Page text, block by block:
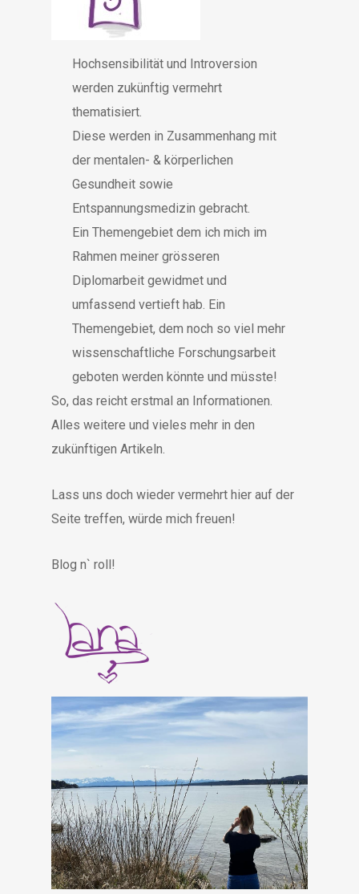
Hochsensibilität und Introversion
werden zukünftig vermehrt
thematisiert.
Diese werden in Zusammenhang mit
der mentalen- & körperlichen
Gesundheit sowie
Entspannungsmedizin gebracht.
Ein Themengebiet dem ich mich im
Rahmen meiner grösseren
Diplomarbeit gewidmet und
umfassend vertieft hab. Ein
Themengebiet, dem noch so viel mehr
wissenschaftliche Forschungsarbeit
geboten werden könnte und müsste!
So, das reicht erstmal an Informationen.
Alles weitere und vieles mehr in den
zukünftigen Artikeln.
Lass uns doch wieder vermehrt hier auf der
Seite treffen, würde mich freuen!
Blog n` roll!